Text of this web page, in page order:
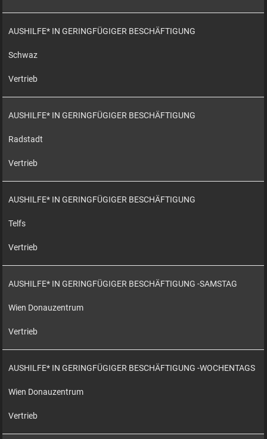
AUSHILFE* IN GERINGFÜGIGER BESCHÄFTIGUNG
Schwaz
Vertrieb
AUSHILFE* IN GERINGFÜGIGER BESCHÄFTIGUNG
Radstadt
Vertrieb
AUSHILFE* IN GERINGFÜGIGER BESCHÄFTIGUNG
Telfs
Vertrieb
AUSHILFE* IN GERINGFÜGIGER BESCHÄFTIGUNG -SAMSTAG
Wien Donauzentrum
Vertrieb
AUSHILFE* IN GERINGFÜGIGER BESCHÄFTIGUNG -WOCHENTAGS
Wien Donauzentrum
Vertrieb